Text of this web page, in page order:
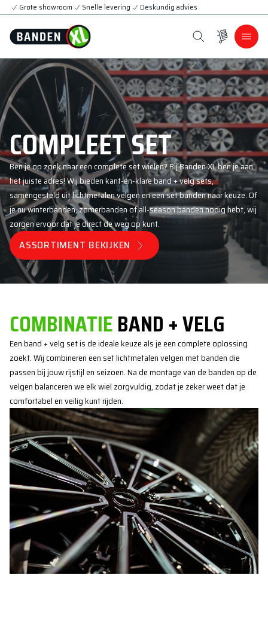
Grote showroom Snelle levering Deskundig advies
COMPLEET SET
Ben je op zoek naar een complete set wielen? Bij Banden XL ben je aan
het juiste adres! Wij bieden kant-en-klare band + velg sets,
samengesteld uit lichtmetalen velgen en een set banden naar keuze. Of
je nu winterbanden, zomerbanden of all-season banden nodig hebt, wij
zorgen ervoor dat je direct de weg op kunt.
ASSORTIMENT BEKIJKEN
COMBINATIEBAND + VELG
Een band + velg set is de ideale keuze als je een complete oplossing
zoekt. Wij combineren een set lichtmetalen velgen met banden die
passen bij jouw rijstijl en seizoen. Na de montage van de banden op de
velgen balanceren we elk wiel zorgvuldig, zodat je zeker weet dat je
comfortabel en veilig kunt rijden.